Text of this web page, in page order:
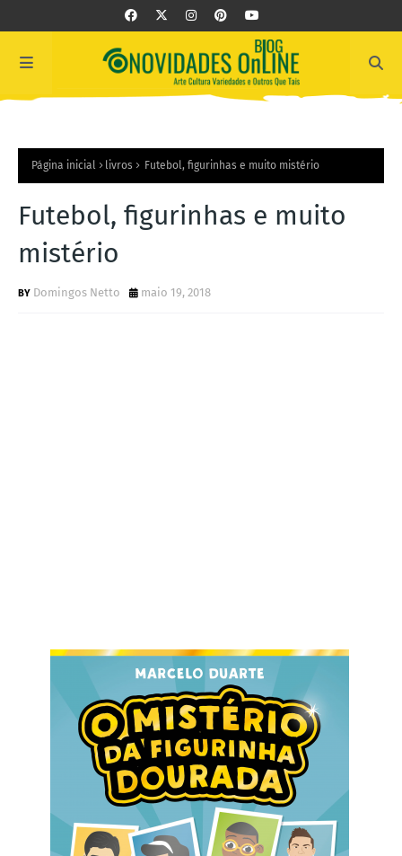
Página inicial livros Futebol, figurinhas e muito mistério
Futebol, figurinhas e muito
mistério
Domingos Netto maio 19, 2018